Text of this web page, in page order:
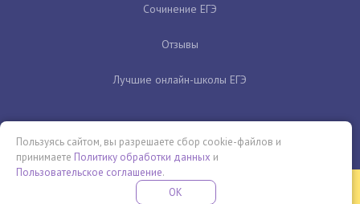
Сочинение ЕГЭ
Отзывы
Лучшие онлайн-школы ЕГЭ
Бесплатная летняя школа
Пользуясь сайтом, вы разрешаете сбор cookie-файлов и
принимаете Политику обработки данных и
Пользовательское соглашение.
OK